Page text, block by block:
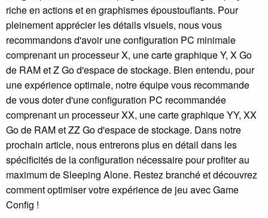
riche en actions et en graphismes époustouflants. Pour
pleinement apprécier les détails visuels, nous vous
recommandons d'avoir une configuration PC minimale
comprenant un processeur X, une carte graphique Y, X Go
de RAM et Z Go d'espace de stockage. Bien entendu, pour
une expérience optimale, notre équipe vous recommande
de vous doter d'une configuration PC recommandée
comprenant un processeur XX, une carte graphique YY, XX
Go de RAM et ZZ Go d'espace de stockage. Dans notre
prochain article, nous entrerons plus en détail dans les
spécificités de la configuration nécessaire pour profiter au
maximum de Sleeping Alone. Restez branché et découvrez
comment optimiser votre expérience de jeu avec Game
Config !